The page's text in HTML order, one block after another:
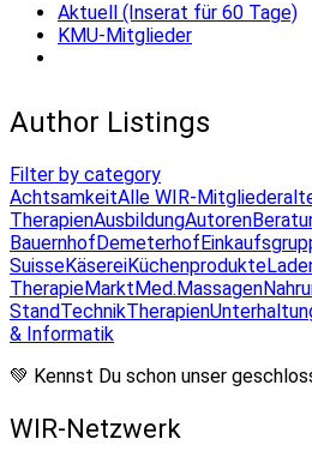
Aktuell (Inserat für 60 Tage)
KMU-Mitglieder
Author Listings
Filter by category
AchtsamkeitAlle WIR-Mitglieder
TherapienAusbildungAutoren
BauernhofDemeterhof
SuisseKäsereiKüchenprodukte
TherapieMarktMed.Massagen
StandTechnikTherapien
& Informatik
💚 Kennst Du schon unser
WIR-Netzwerk